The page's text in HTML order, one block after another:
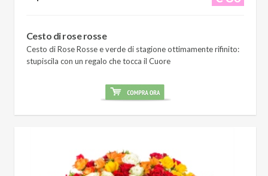
Cesto di rose rosse
Cesto di Rose Rosse e verde di stagione ottimamente rifinito:
stupiscila con un regalo che tocca il Cuore